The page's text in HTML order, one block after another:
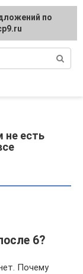
не есть
6?
Почему
по